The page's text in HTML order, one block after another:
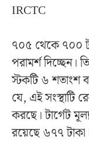
IRCTC
৭০৫ থেকে ৭০০
পরামর্শ দিচ্ছেন।
স্টকটি ৬ শতাংশ
যে, এই সংস্থাটি
করছে। টার্গেট
রয়েছে ৬৭৭